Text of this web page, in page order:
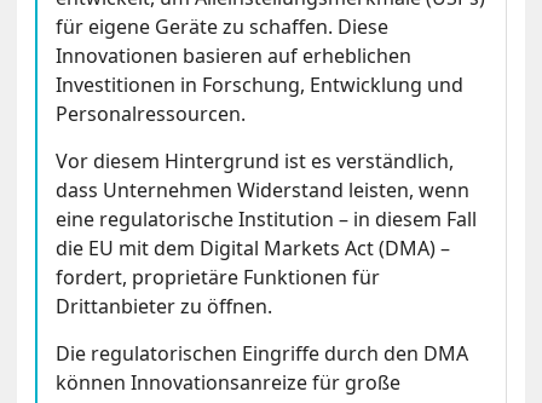
für eigene Geräte zu schaffen. Diese
Innovationen basieren auf erheblichen
Investitionen in Forschung, Entwicklung und
Personalressourcen.
Vor diesem Hintergrund ist es verständlich,
dass Unternehmen Widerstand leisten, wenn
eine regulatorische Institution – in diesem Fall
die EU mit dem Digital Markets Act (DMA) –
fordert, proprietäre Funktionen für
Drittanbieter zu öffnen.
Die regulatorischen Eingriffe durch den DMA
können Innovationsanreize für große